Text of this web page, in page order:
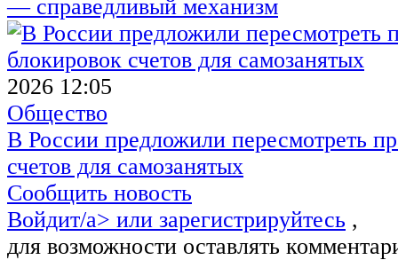
— справедливый механизм
2026 12:05
Общество
В России предложили пересмотреть
счетов для самозанятых
Сообщить новость
Войдит/a> или зарегистрируйтесь ,
для возможности оставлять